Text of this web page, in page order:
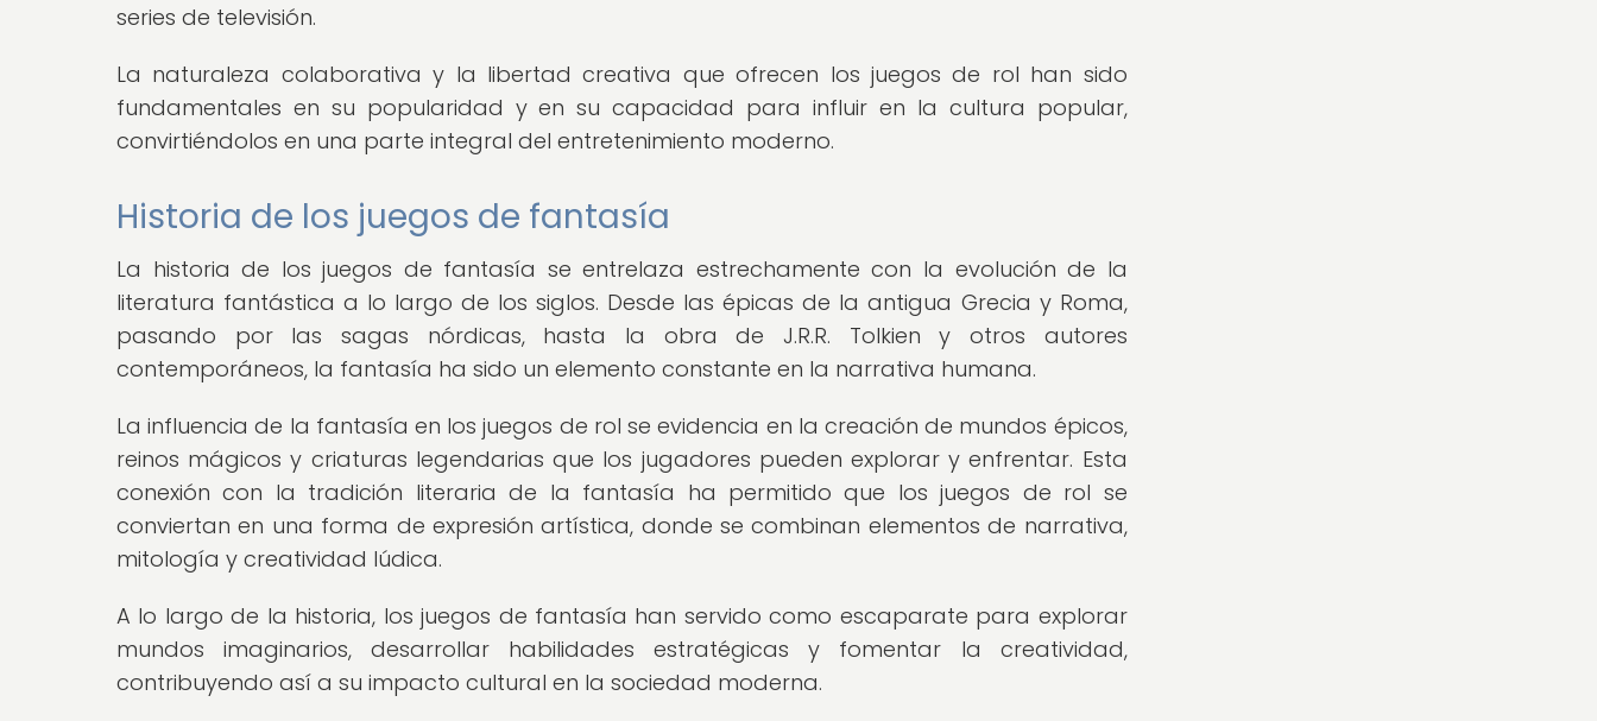
series de televisión.
La naturaleza colaborativa y la libertad creativa que ofrecen los juegos de rol han sido
fundamentales en su popularidad y en su capacidad para influir en la cultura popular,
convirtiéndolos en una parte integral del entretenimiento moderno.
Historia de los juegos de fantasía
La historia de los juegos de fantasía se entrelaza estrechamente con la evolución de la
literatura fantástica a lo largo de los siglos. Desde las épicas de la antigua Grecia y Roma,
pasando por las sagas nórdicas, hasta la obra de J.R.R. Tolkien y otros autores
contemporáneos, la fantasía ha sido un elemento constante en la narrativa humana.
La influencia de la fantasía en los juegos de rol se evidencia en la creación de mundos épicos,
reinos mágicos y criaturas legendarias que los jugadores pueden explorar y enfrentar. Esta
conexión con la tradición literaria de la fantasía ha permitido que los juegos de rol se
conviertan en una forma de expresión artística, donde se combinan elementos de narrativa,
mitología y creatividad lúdica.
A lo largo de la historia, los juegos de fantasía han servido como escaparate para explorar
mundos imaginarios, desarrollar habilidades estratégicas y fomentar la creatividad,
contribuyendo así a su impacto cultural en la sociedad moderna.